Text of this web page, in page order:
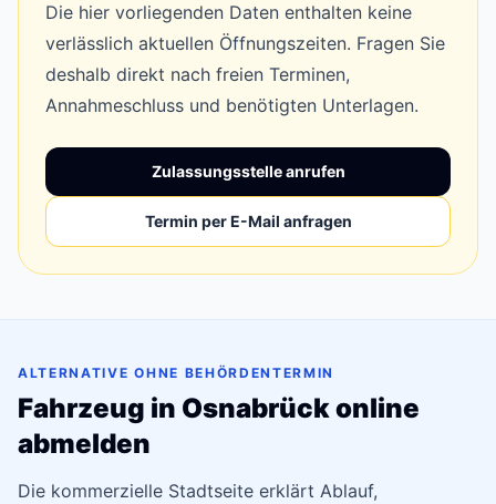
Die hier vorliegenden Daten enthalten keine
verlässlich aktuellen Öffnungszeiten. Fragen Sie
deshalb direkt nach freien Terminen,
Annahmeschluss und benötigten Unterlagen.
Zulassungsstelle anrufen
Termin per E-Mail anfragen
ALTERNATIVE OHNE BEHÖRDENTERMIN
Fahrzeug in Osnabrück online
abmelden
Die kommerzielle Stadtseite erklärt Ablauf,